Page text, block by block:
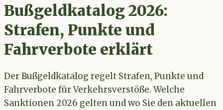
Bußgeldkatalog 2026:
Strafen, Punkte und
Fahrverbote erklärt
Der Bußgeldkatalog regelt Strafen, Punkte und
Fahrverbote für Verkehrsverstöße. Welche
Sanktionen 2026 gelten und wo Sie den aktuellen